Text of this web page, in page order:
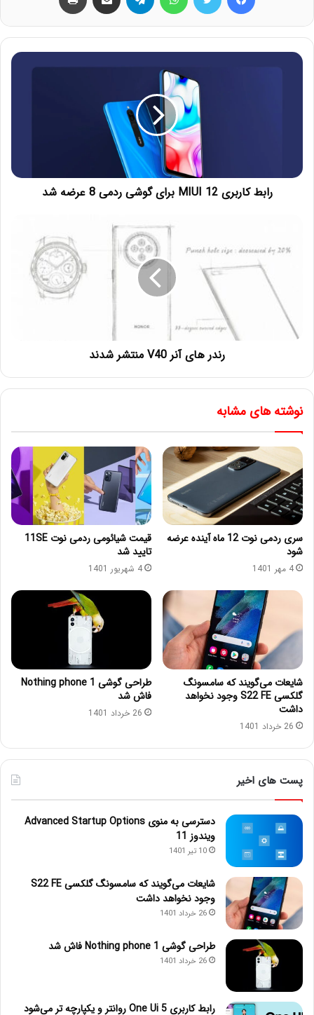
رابط کاربری MIUI 12 برای گوشی ردمی 8 عرضه شد
رندر های آنر V40 منتشر شدند
نوشته های مشابه
سری ردمی نوت 12 ماه آینده عرضه
شود
4 مهر 1401
قیمت شیائومی ردمی نوت 11SE
تایید شد
4 شهریور 1401
شایعات می‌گویند که سامسونگ
گلکسی S22 FE وجود نخواهد
داشت
26 خرداد 1401
طراحی گوشی Nothing phone 1
فاش شد
26 خرداد 1401
پست های اخیر
دسترسی به منوی Advanced Startup Options
ویندوز 11
10 تیر 1401
شایعات می‌گویند که سامسونگ گلکسی S22 FE
وجود نخواهد داشت
26 خرداد 1401
طراحی گوشی Nothing phone 1 فاش شد
26 خرداد 1401
رابط کاربری One Ui 5 روانتر و یکپارچه تر می‌شود